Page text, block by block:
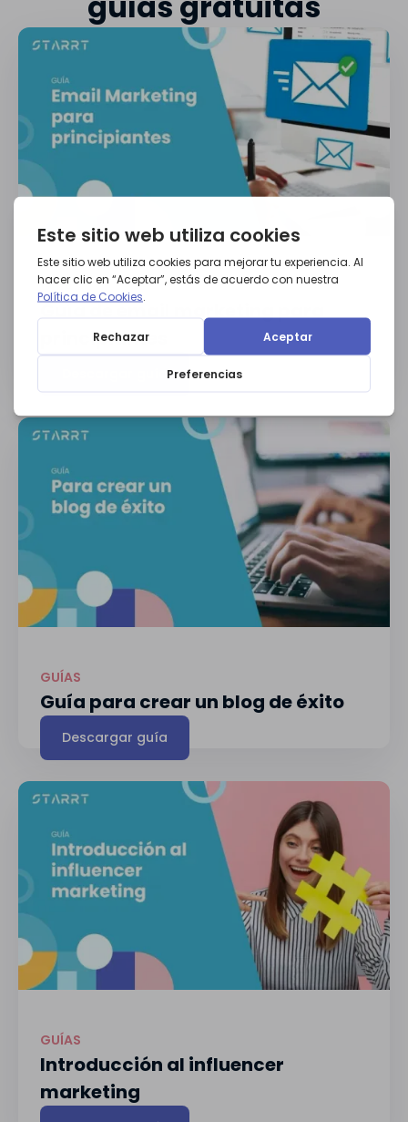
GUÍAS
Guía de email marketing para
principiantes
GUÍAS
Guía para crear un blog de éxito
Descargar guía
GUÍAS
Introducción al influencer
marketing